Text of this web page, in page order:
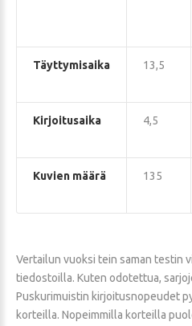
Täyttymisaika 13,5
Kirjoitusaika 4,5
Kuvien määrä 135
Vertailun vuoksi tein saman testin
tiedostoilla. Kuten odotettua,
Puskurimuistin kirjoitusnopeudet
korteilla. Nopeimmilla korteilla